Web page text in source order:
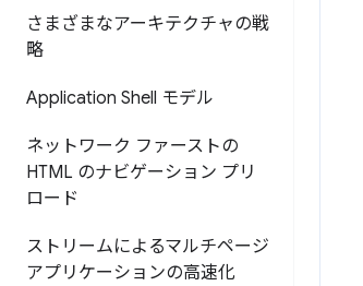
さまざまなアーキテクチャの戦
略
Application Shell モデル
ネットワーク ファーストの
HTML のナビゲーション プリ
ロード
ストリームによるマルチページ
アプリケーションの高速化